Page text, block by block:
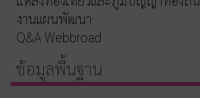
งานแผนพัฒนา
Q&A Webbroad
ข้อมูลพื้นฐาน